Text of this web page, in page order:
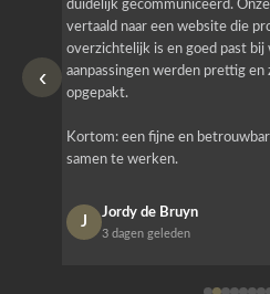
‹
duidelijk gecommuniceerd.
vertaald naar een website die
overzichtelijk is en goed past bij
aanpassingen werden prettig en
opgepakt.
Kortom: een fijne en
samen te werken.
J
Jordy de Bruyn
3 dagen geleden